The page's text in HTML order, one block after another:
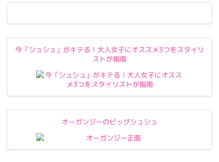
今「シュシュ」がキテる！大人女子にオススメ3つをスタイリ
ストが指南
オーガンジーのビッグシュシュ